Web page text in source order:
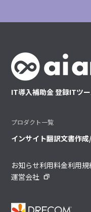
IT導入補助金 登録ITツ
プロダクト一覧
インサイト翻訳文書作
お知らせ利用料金利用規
運営会社